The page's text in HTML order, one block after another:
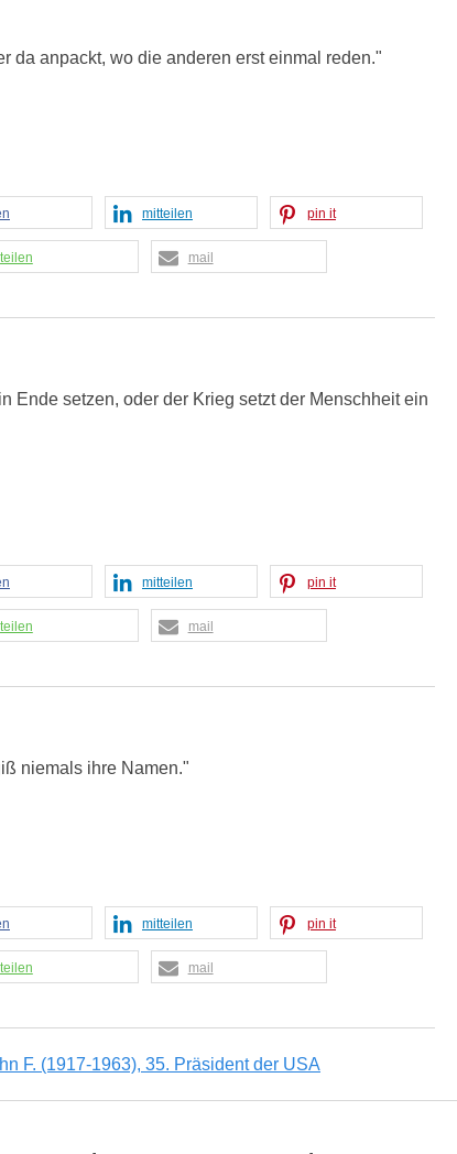
da anpackt, wo die anderen erst einmal reden."
mitteilen pin it
teilen mail
Ende setzen, oder der Krieg setzt der Menschheit ein
mitteilen pin it
teilen mail
niemals ihre Namen."
mitteilen pin it
teilen mail